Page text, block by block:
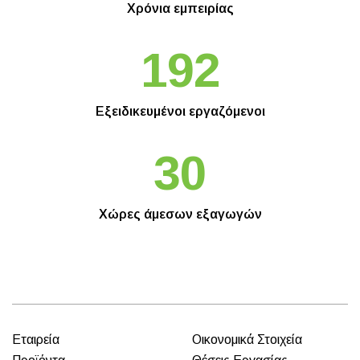
Χρόνια εμπειρίας
192
Εξειδικευμένοι εργαζόμενοι
30
Χώρες άμεσων εξαγωγών
Εταιρεία
Οικονομικά Στοιχεία